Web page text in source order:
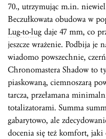
70., utrzymując m.in.
Beczułkowata obudowa w
Lug-to-lug daje 47 mm, co
jeszcze wrażenie. Podbija je
wiadomo powszechnie,
Chronomastera Shadow to
piaskowaną, ciemnoszarą
tarcza, przełamana
totalizatorami. Summa
gabarytowo, ale
docenia się też komfort,